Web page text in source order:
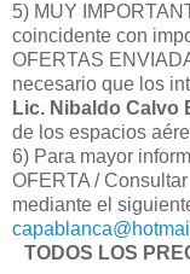
5) MUY
coincidente con
OFERTAS
necesario que los
Lic. Nibaldo Calvo
de los espacios
6) Para mayor
OFERTA / Consultar
mediante el
TODOS LOS